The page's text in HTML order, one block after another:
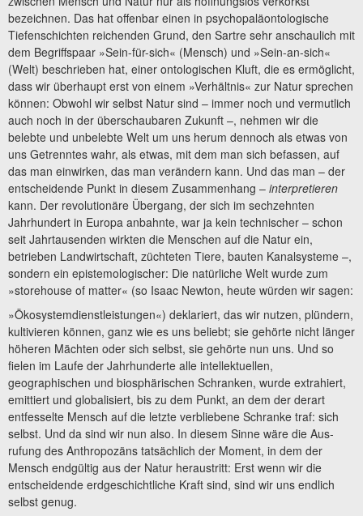
bezeichnen. Das hat offenbar einen in psychopaläontologische
Tiefenschichten reichenden Grund, den Sartre sehr anschaulich mit
dem Begriffspaar »Sein-für-sich« (Mensch) und »Sein-an-sich«
(Welt) beschrieben hat, einer ontologischen Kluft, die es ermöglicht,
dass wir überhaupt erst von einem »Verhältnis« zur Natur sprechen
können: Obwohl wir selbst Natur sind – immer noch und vermutlich
auch noch in der überschaubaren Zukunft –, nehmen wir die
belebte und unbelebte Welt um uns herum dennoch als etwas von
uns Getrenntes wahr, als etwas, mit dem man sich befassen, auf
das man einwirken, das man verändern kann. Und das man – der
entscheidende Punkt in diesem Zusammenhang – interpretieren
kann. Der revolu­tionäre Übergang, der sich im sechzehnten
Jahrhundert in Europa anbahnte, war ja kein technischer – schon
seit Jahrtausenden wirkten die Menschen auf die Natur ein,
betrieben Landwirtschaft, züchteten Tiere, bauten Kanalsysteme –,
sondern ein epistemologischer: Die natürliche Welt wurde zum
»storehouse of matter« (so Isaac Newton, heute würden wir sagen:
»Ökosystemdienstleistungen«) deklariert, das wir nutzen, plündern,
kultivieren können, ganz wie es uns beliebt; sie gehörte nicht länger
höheren Mächten oder sich selbst, sie gehörte nun uns. Und so
fielen im Laufe der Jahrhunderte alle intellektuellen,
geographischen und biosphärischen Schranken, wurde extrahiert,
emittiert und globalisiert, bis zu dem Punkt, an dem der derart
entfesselte Mensch auf die letzte verbliebene Schranke traf: sich
selbst. Und da sind wir nun also. In diesem Sinne wäre die Aus­
rufung des Anthropozäns tatsächlich der Moment, in dem der
Mensch endgültig aus der Natur heraustritt: Erst wenn wir die
entscheidende erdgeschichtliche Kraft sind, sind wir uns endlich
selbst genug.